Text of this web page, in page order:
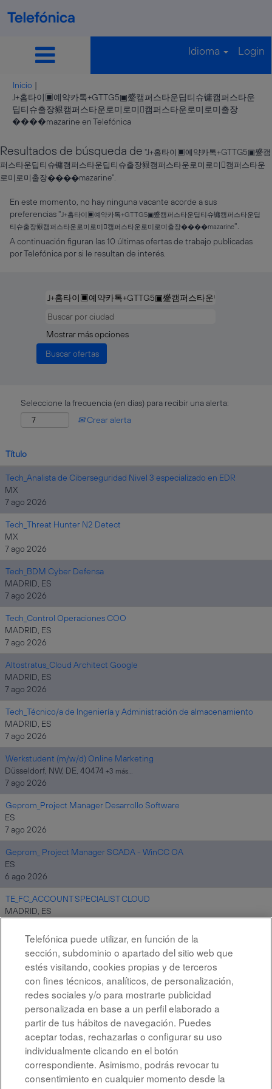
Idioma Login
Inicio |
J+홈타이▣예약카톡+GTTG5▣蹙캠퍼스타운딥티슈镛캠퍼스타운
딥티슈출장豤캠퍼스타운로미로미캠퍼스타운로미로미출장
����mazarine en Telefónica(página
Resultados de búsqueda de "J+홈타이▣예약카톡+GTTG5▣蹙캠
퍼스타운딥티슈镛캠퍼스타운딥티슈출장豤캠퍼스타운로미로미캠퍼스타운
로미로미출장����mazarine".
En este momento, no hay ninguna vacante acorde a sus
preferencias "J+홈타이▣예약카톡+GTTG5▣蹙캠퍼스타운딥티슈镛캠퍼스타운딥
티슈출장豤캠퍼스타운로미로미캠퍼스타운로미로미출장����mazarine".
A continuación figuran las 10 últimas ofertas de trabajo publicadas
por Telefónica por si le resultan de interés.
Mostrar más opciones
Seleccione la frecuencia (en días) para recibir una alerta:
Crear alerta
Título
Tech_Analista de Ciberseguridad Nivel 3 especializado en EDR
MX
7 ago 2026
Tech_Threat Hunter N2 Detect
MX
7 ago 2026
Tech_BDM Cyber Defensa
MADRID, ES
7 ago 2026
Tech_Control Operaciones COO
MADRID, ES
7 ago 2026
Altostratus_Cloud Architect Google
MADRID, ES
7 ago 2026
Tech_Técnico/a de Ingeniería y Administración de almacenamiento
MADRID, ES
7 ago 2026
Werkstudent (m/w/d) Online Marketing
Düsseldorf, NW, DE, 40474 +3 más…
7 ago 2026
Geprom_Project Manager Desarrollo Software
ES
7 ago 2026
Geprom_ Project Manager SCADA - WinCC OA
ES
6 ago 2026
TE_FC_ACCOUNT SPECIALIST CLOUD
MADRID, ES
Resultados
Aviso legal
Telefónica puede utilizar, en función de la
sección, subdominio o apartado del sitio web que
estés visitando, cookies propias y de terceros
con fines técnicos, analíticos, de personalización,
redes sociales y/o para mostrarte publicidad
personalizada en base a un perfil elaborado a
partir de tus hábitos de navegación. Puedes
aceptar todas, rechazarlas o configurar su uso
individualmente clicando en el botón
correspondiente. Asimismo, podrás revocar tu
consentimiento en cualquier momento desde la